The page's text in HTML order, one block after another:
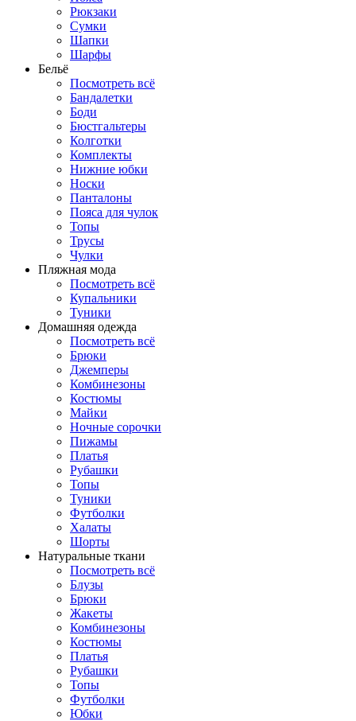
Рюкзаки
Сумки
Шапки
Шарфы
Бельё
Посмотреть всё
Бандалетки
Боди
Бюстгальтеры
Колготки
Комплекты
Нижние юбки
Носки
Панталоны
Поясa для чулок
Топы
Трусы
Чулки
Пляжная мода
Посмотреть всё
Купальники
Туники
Домашняя одежда
Посмотреть всё
Брюки
Джемперы
Комбинезоны
Костюмы
Майки
Ночные сорочки
Пижамы
Платья
Рубашки
Топы
Туники
Футболки
Халаты
Шорты
Натуральные ткани
Посмотреть всё
Блузы
Брюки
Жакеты
Комбинезоны
Костюмы
Платья
Рубашки
Топы
Футболки
Юбки